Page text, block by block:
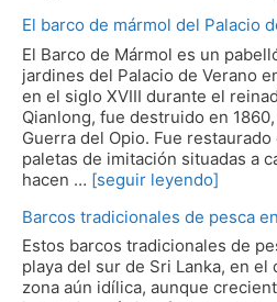
El barco de mármol del Palacio
El Barco de Mármol es un
jardines del Palacio de Verano
en el siglo XVIII durante el
Qianlong, fue destruido en
Guerra del Opio. Fue
paletas de imitación situadas a
hacen … [seguir leyendo]
Barcos tradicionales de pesca
Estos barcos tradicionales de
playa del sur de Sri Lanka, en el
zona aún idílica, aunque